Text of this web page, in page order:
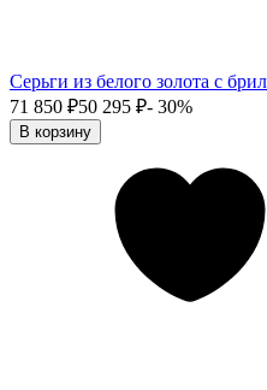
Серьги из белого золота с
71 850 ₽50 295 ₽- 30%
В корзину